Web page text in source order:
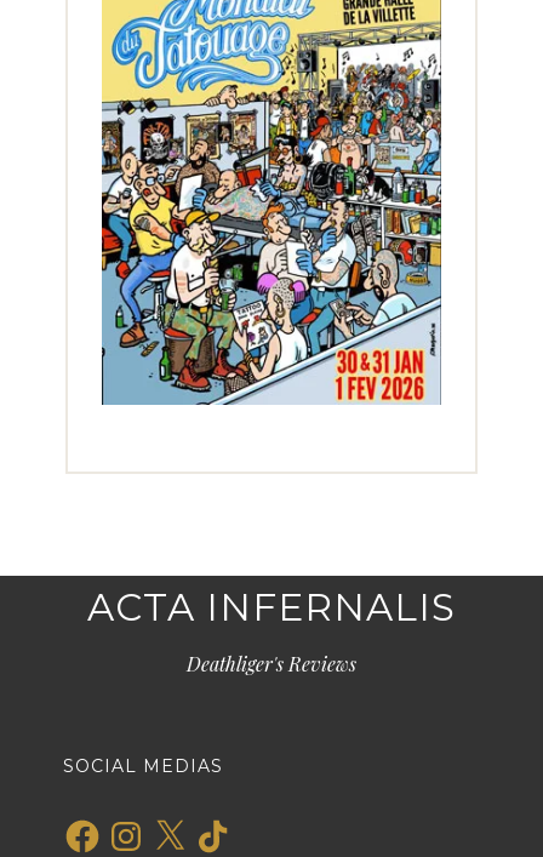
ACTA INFERNALIS
Deathliger's Reviews
SOCIAL MEDIAS
FacebookInstagram
X TikTok